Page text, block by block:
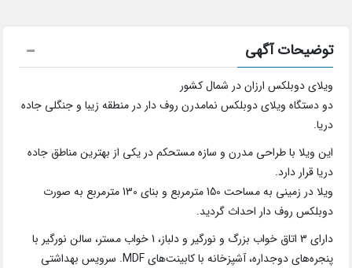
توضیحات آگهی
ویلای دوبلکس ارزان در شمال کشور
دو دستگاه ویلای دوبلکس نمامدرن روف دار در منطقه زیبا و جنگلی جاده
دریا.
این ویلا با طراحی مدرن و سازه مستحکم در یکی از بهترین مناطق جاده
دریا قرار دارد.
ویلا در زمینی به مساحت 150 مترمربع و بنای 130 مترمربع به صورت
دوبلکس روف دار احداث گردید.
دارای 3 اتاق خواب بزرگ و نورگیر و دلباز، 1 خواب مستر، سالن نورگیر با
پنجره‌های دوجداره، آشپزخانه با کابینت‌های MDF. سرویس بهداشتی